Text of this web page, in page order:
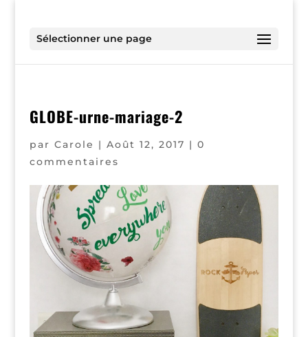
Sélectionner une page
GLOBE-urne-mariage-2
par Carole | Août 12, 2017 | 0
commentaires